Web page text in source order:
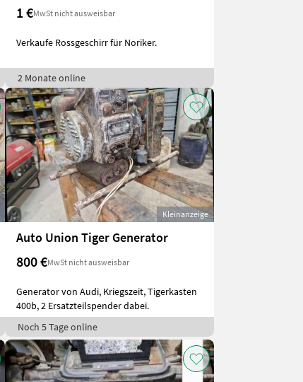
1 €MwSt nicht ausweisbar
Verkaufe Rossgeschirr für Noriker.
2 Monate online
Kleinanzeige
Auto Union Tiger Generator
800 €MwSt nicht ausweisbar
Generator von Audi, Kriegszeit, Tigerkasten
400b, 2 Ersatzteilspender dabei.
Noch 5 Tage online